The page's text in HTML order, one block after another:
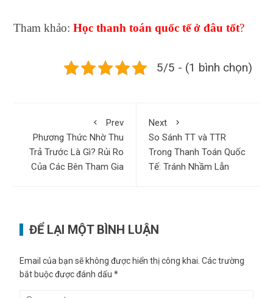
Tham khảo:Học thanh toán quốc tế ở đâu tốt?
5/5 - (1 bình chọn)
Prev
Phương Thức Nhờ Thu
Trả Trước Là Gì? Rủi Ro
Của Các Bên Tham Gia
Next
So Sánh TT và TTR
Trong Thanh Toán Quốc
Tế: Tránh Nhầm Lẫn
ĐỂ LẠI MỘT BÌNH LUẬN
Email của bạn sẽ không được hiển thị công khai. Các trường
bắt buộc được đánh dấu*